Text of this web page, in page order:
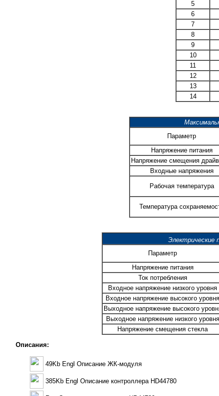
5
6
7
8
9
10
11
12
13
14
Параметр
Напряжение питания
Напряжение смещения
Входные напряжения
Рабочая температура
Температура
Электрические
Параметр
Напряжение питания
Ток потребления
Входное напряжение низкого уровня
Входное напряжение высокого уровня
Выходное напряжение высокого
Выходное напряжение низкого уровня
Напряжение смещения стекла
Описания:
49Kb Engl Описание ЖК-модуля
385Kb Engl Описание контроллера HD44780